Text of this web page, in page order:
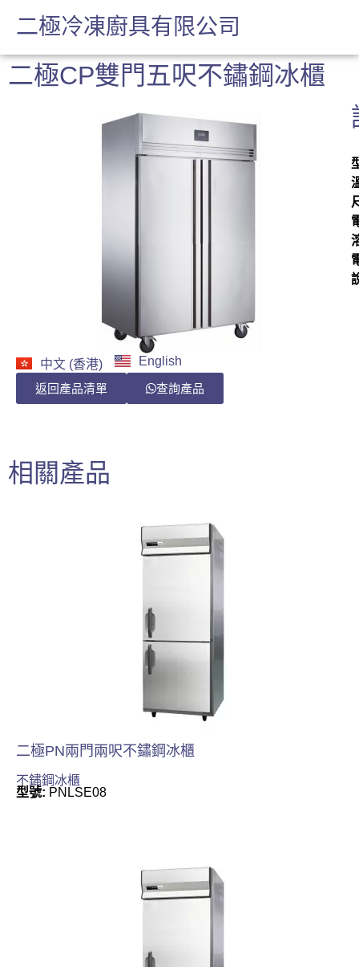
二極冷凍廚具有限公司
二極CP雙門五呎不鏽鋼冰櫃
中文 (香港) English
返回產品清單 查詢產品
相關產品
二極PN兩門兩呎不鏽鋼冰櫃
不鏽鋼冰櫃
型號: PNLSE08